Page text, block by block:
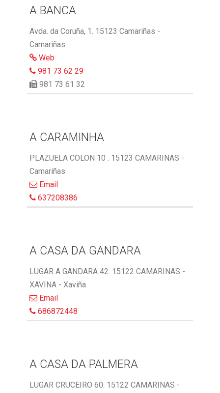
A BANCA
Avda. da Coruña, 1. 15123 Camariñas -
Camariñas
Web
981 73 62 29
981 73 61 32
A CARAMINHA
PLAZUELA COLON 10 . 15123 CAMARINAS -
Camariñas
Email
637208386
A CASA DA GANDARA
LUGAR A GANDARA 42. 15122 CAMARINAS -
XAVINA - Xaviña
Email
686872448
A CASA DA PALMERA
LUGAR CRUCEIRO 60. 15122 CAMARINAS -